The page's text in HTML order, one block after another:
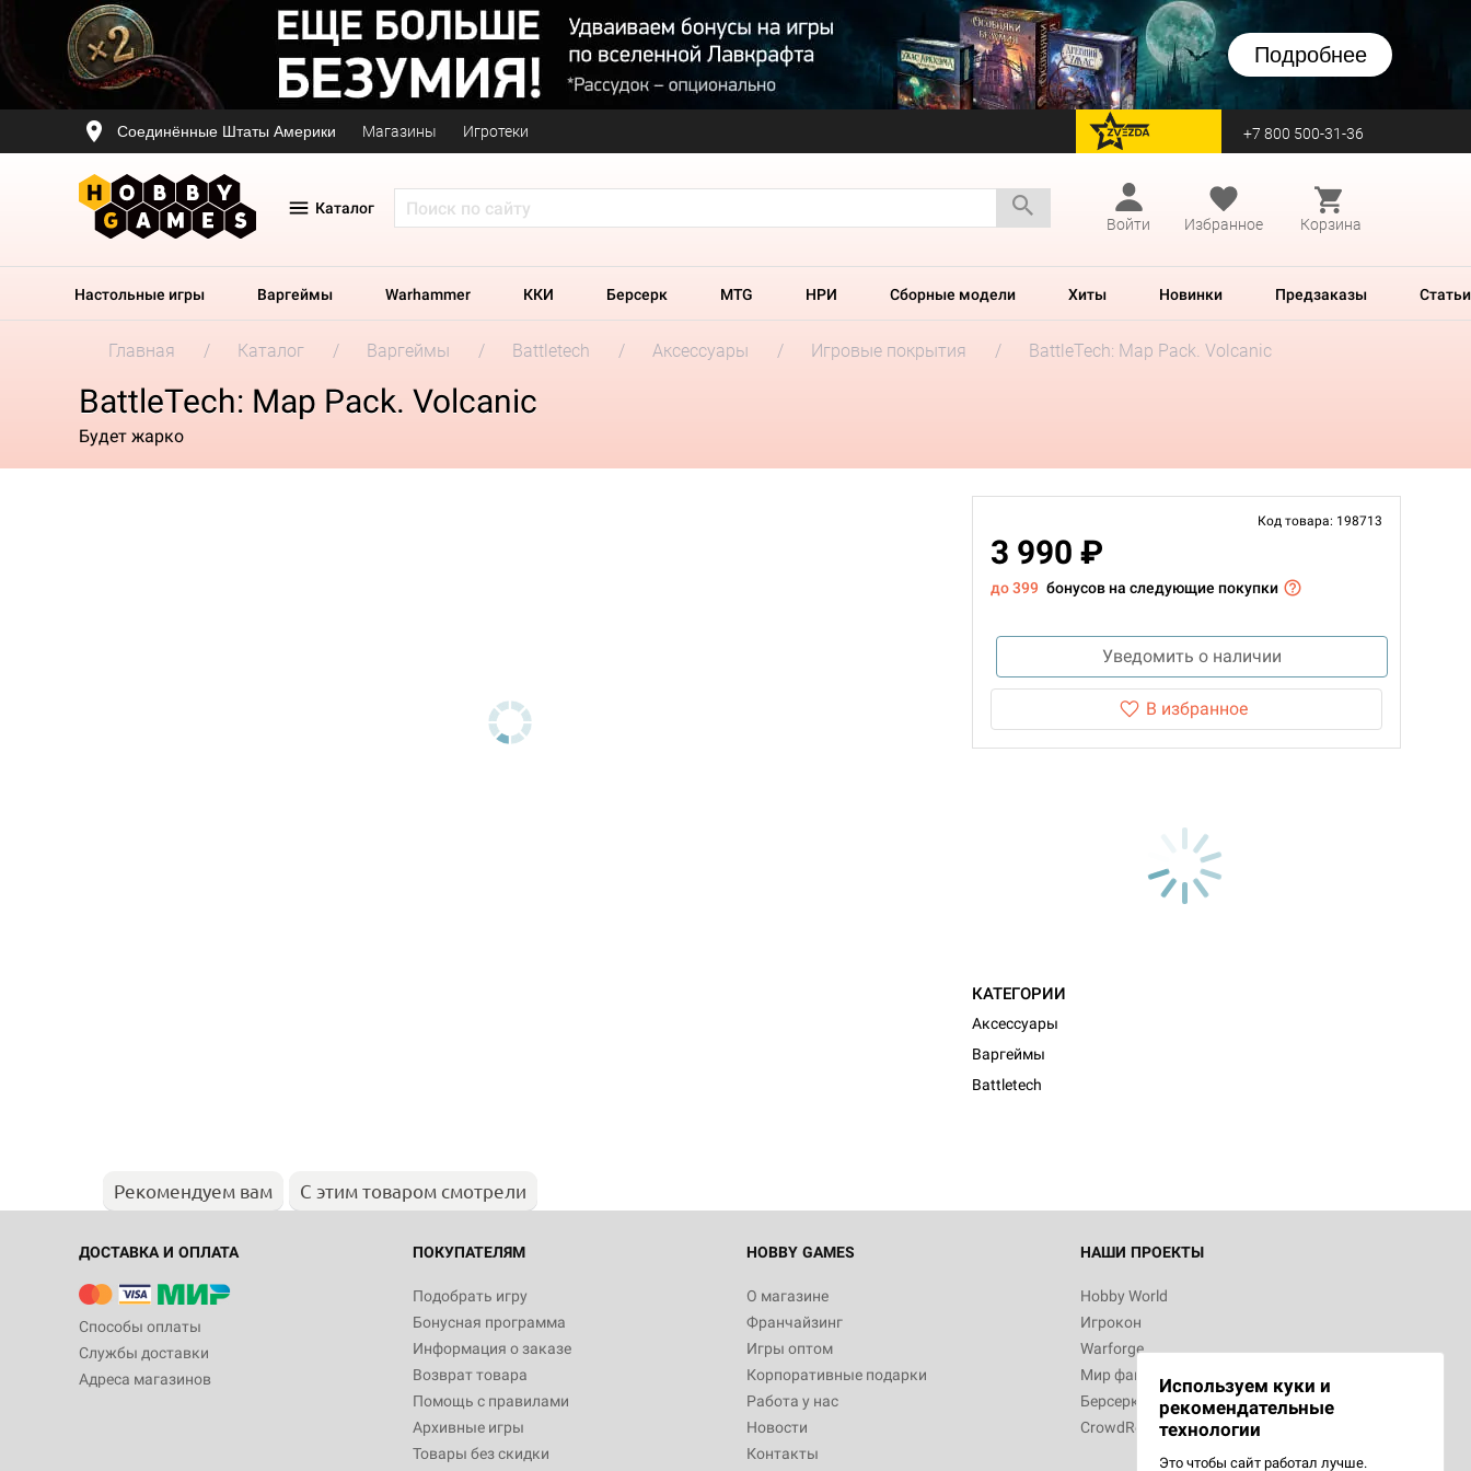
Подробнее
Соединённые Штаты Америки Магазины Игротеки перейти на Zvezda +7 800 500-31-36
Каталог
Войти
Избранное Корзина
Настольные игры Варгеймы Warhammer ККИ Берсерк MTG НРИ Сборные модели Хиты Новинки Предзаказы Статьи
Главная Каталог Варгеймы Battletech Аксессуары Игровые покрытия BattleTech: Map Pack. Volcanic
BattleTech: Map Pack. Volcanic
Будет жарко
Код товара: 198713
3 990 ₽
до 399 бонусов на следующие покупки
Уведомить о наличии
В избранное
КАТЕГОРИИ
Аксессуары
Варгеймы
Battletech
Рекомендуем вам С этим товаром смотрели
ДОСТАВКА И ОПЛАТА
Способы оплаты
Службы доставки
Адреса магазинов
ПОКУПАТЕЛЯМ
Подобрать игру
Бонусная программа
Информация о заказе
Возврат товара
Помощь с правилами
Архивные игры
Товары без скидки
HOBBY GAMES
О магазине
Франчайзинг
Игры оптом
Корпоративные подарки
Работа у нас
Новости
Контакты
НАШИ ПРОЕКТЫ
Hobby World
Игрокон
Warforge
Мир фантастики
Берсерк
CrowdRepublic
Используем куки и
рекомендательные
технологии
Это чтобы сайт работал лучше.